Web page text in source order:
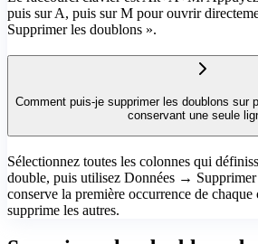
puis sur A, puis sur M pour ouvrir
Supprimer les doublons ».
Comment puis-je supprimer les doublons sur
conservant une seule
Sélectionnez toutes les colonnes qui
double, puis utilisez Données →
conserve la première occurrence de
supprime les autres.